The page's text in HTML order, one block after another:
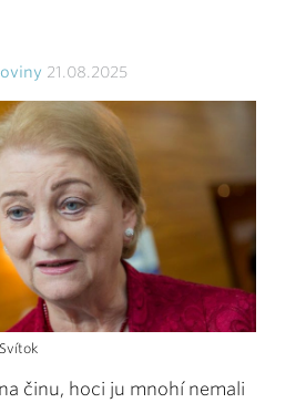
21.08.2025
činu, hoci ju mnohí nemali